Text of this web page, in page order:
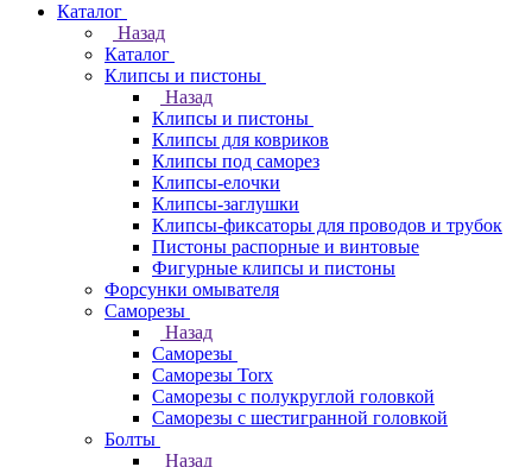
Каталог
Назад
Каталог
Клипсы и пистоны
Назад
Клипсы и пистоны
Клипсы для ковриков
Клипсы под саморез
Клипсы-елочки
Клипсы-заглушки
Клипсы-фиксаторы для проводов и трубок
Пистоны распорные и винтовые
Фигурные клипсы и пистоны
Форсунки омывателя
Саморезы
Назад
Саморезы
Саморезы Torx
Саморезы с полукруглой головкой
Саморезы с шестигранной головкой
Болты
Назад